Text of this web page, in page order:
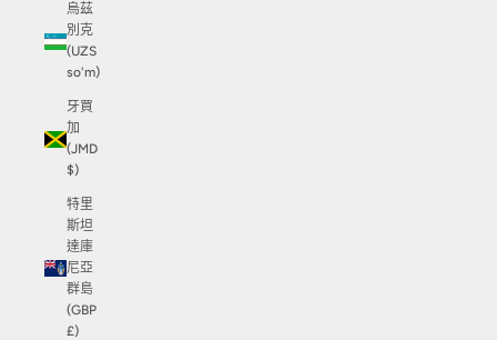
烏茲
別克
(UZS
so'm)
牙買
加
(JMD
$)
特里
斯坦
達庫
尼亞
群島
(GBP
£)